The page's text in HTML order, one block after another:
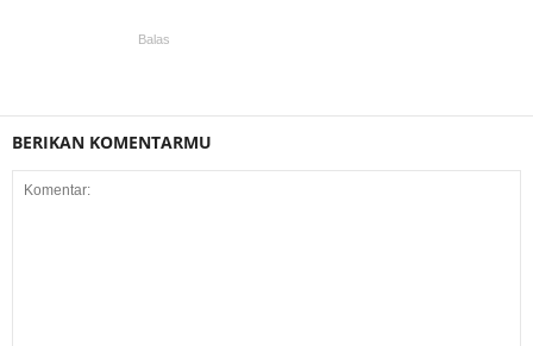
Balas
BERIKAN KOMENTARMU